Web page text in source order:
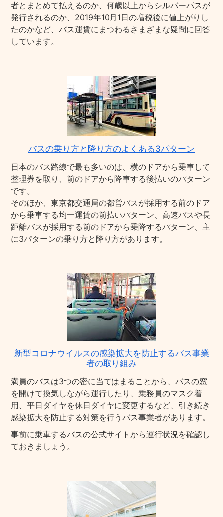
者とまとめて払えるのか、何歳以上からシルバーパスが
発行されるのか、2019年10月1日の増税後に値上がりし
たのかなど、バス運賃にまつわるさまざまな疑問に回答
しています。
バスの乗り方と降り方のよくある3パターン
日本のバス路線で最も多いのは、横のドアから乗車して
整理券を取り、前のドアから降車する後払いのパターン
です。
そのほか、東京都交通局の都営バスが採用する前のドア
から乗車する均一運賃の前払いパターン、高速バスや長
距離バスが採用する前のドアから乗降するパターン、主
に3パターンの乗り方と降り方があります。
新型コロナウイルスの感染拡大を防止するバス事業
者の取り組み
満員のバスは3つの密に当てはまることから、バスの窓
を開けて換気しながら運行したり、乗務員のマスク着
用、平日ダイヤを休日ダイヤに変更するなど、引き続き
感染拡大を防止する対策を行うバス事業者があります。
事前に乗車するバスの公式サイトから運行状況を確認し
ておきましょう。